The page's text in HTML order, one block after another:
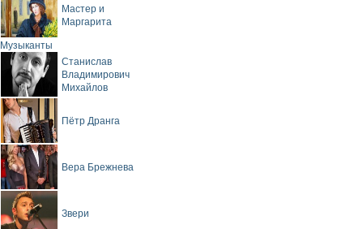
Мастер и
Маргарита
Музыканты
Станислав
Владимирович
Михайлов
Пётр Дранга
Вера Брежнева
Звери